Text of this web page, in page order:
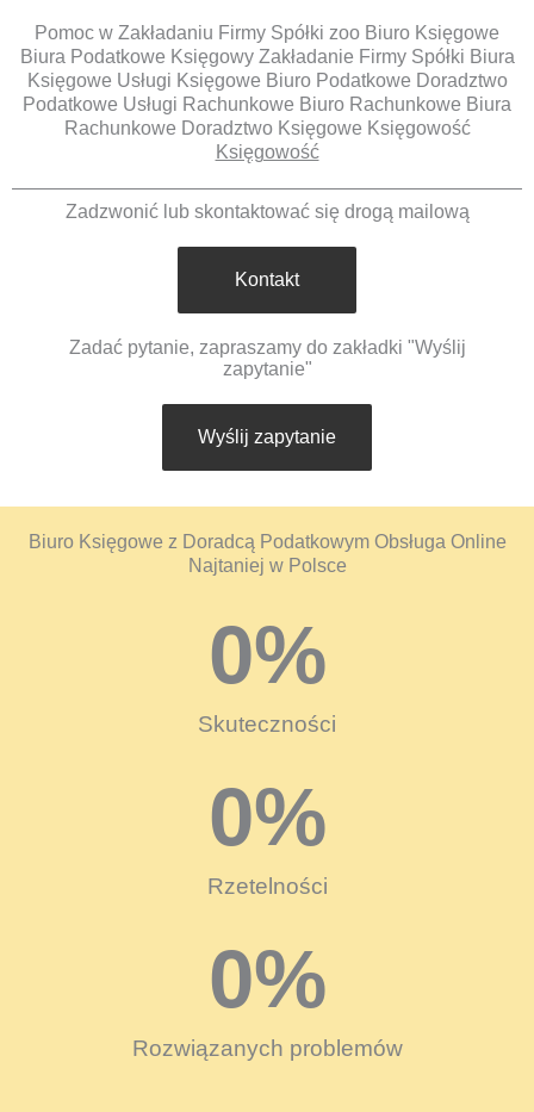
Pomoc w Zakładaniu Firmy Spółki zoo Biuro Księgowe
Biura Podatkowe Księgowy Zakładanie Firmy Spółki Biura
Księgowe Usługi Księgowe Biuro Podatkowe Doradztwo
Podatkowe Usługi Rachunkowe Biuro Rachunkowe Biura
Rachunkowe Doradztwo Księgowe Księgowość
Księgowość
Zadzwonić lub skontaktować się drogą mailową
Kontakt
Zadać pytanie, zapraszamy do zakładki "Wyślij
zapytanie"
Wyślij zapytanie
Biuro Księgowe z Doradcą Podatkowym Obsługa Online
Najtaniej w Polsce
Skuteczności
0%
Rzetelności
0%
Rozwiązanych problemów
0%